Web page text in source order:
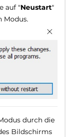
auf "Neustart"
Modus.
durch die
Bildschirms